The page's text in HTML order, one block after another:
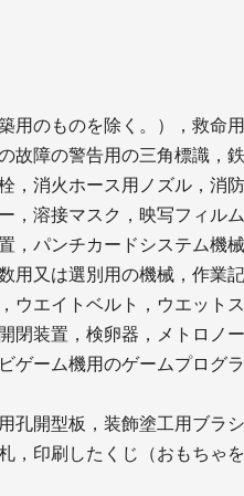
用のものを除く。），救命
故障の警告用の三角標識，
，消火ホース用ノズル，消
，溶接マスク，映写フィル
，パンチカードシステム機
用又は選別用の機械，作業
ウエイトベルト，ウエット
閉装置，検卵器，メトロノ
ゲーム機用のゲームプログ
開型板，装飾塗工用ブラ
印刷したくじ（おもちゃを